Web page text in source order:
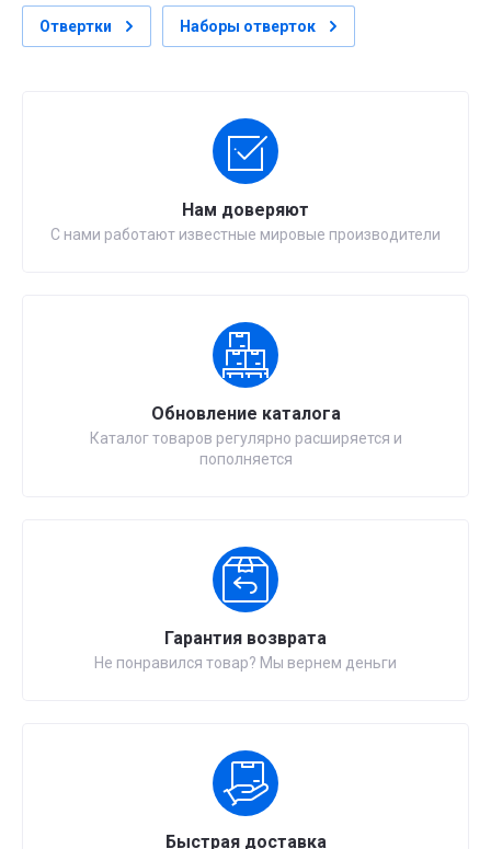
Отвертки Наборы отверток
Нам доверяют
С нами работают известные мировые производители
Обновление каталога
Каталог товаров регулярно расширяется и
пополняется
Гарантия возврата
Не понравился товар? Мы вернем деньги
Быстрая доставка